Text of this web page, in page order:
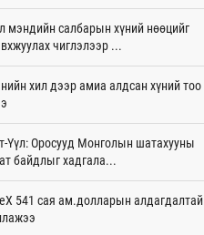
80 мянган евро хандивлажээ
11 цаг 30 мин
өртэй шатахуун импортлогч ААН-
дансыг битүүмжлэхгүй
аагим халуун өдрүүд үргэлжилсээр
11 цаг 20 мин
шигшээ баг Азийн наадам-д
мэндийн салбарын хүний нөөцийг
чиглэлээр ...
хил дээр амиа алдсан хүний тоо
Үүл: Оросууд Монголын шатахууны
байдлыг хадгала...
541 сая ам.долларын алдагдалтай